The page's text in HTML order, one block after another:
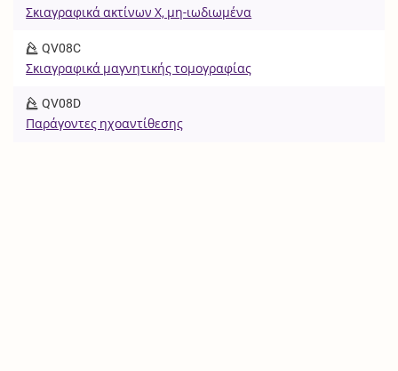
Σκιαγραφικά ακτίνων Χ, μη-ιωδιωμένα
QV08C
Σκιαγραφικά μαγνητικής τομογραφίας
QV08D
Παράγοντες ηχοαντίθεσης